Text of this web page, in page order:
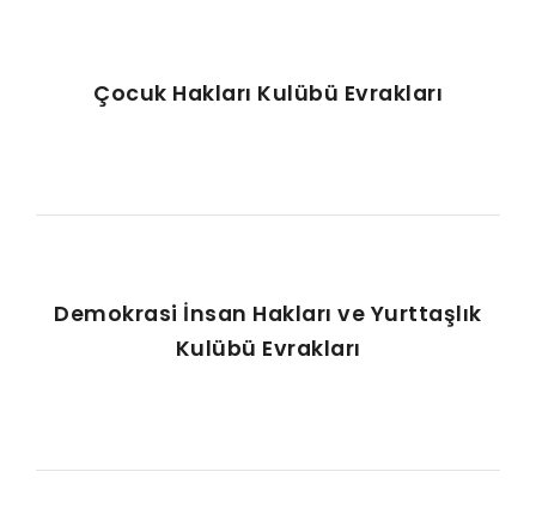
Çocuk Hakları Kulübü Evrakları
Demokrasi İnsan Hakları ve Yurttaşlık
Kulübü Evrakları